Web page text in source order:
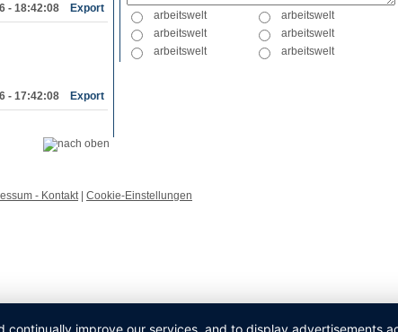
- 18:42:08 Export
- 17:42:08 Export
- Kontakt| Cookie-Einstellungen
improve our services, and to display advertisements